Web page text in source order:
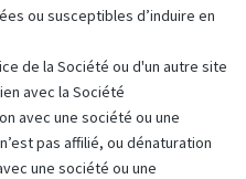
ou susceptibles d’induire en
de la Société ou d'un autre site
avec la Société
avec une société ou une
pas affilié, ou dénaturation
une société ou une